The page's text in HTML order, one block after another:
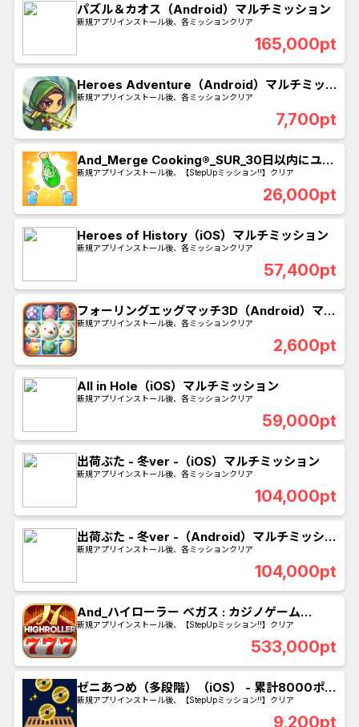
パズル＆カオス（Android）マルチミッション
新規アプリインストール後、各ミッションクリア
165,000pt
Heroes Adventure（Android）マルチミッ
ション
新規アプリインストール後、各ミッションクリア
7,700pt
And_Merge Cooking®_SUR_30日以内にユー
ザーレベル36到達
新規アプリインストール後、【StepUpミッション!!】クリア
26,000pt
Heroes of History（iOS）マルチミッション
新規アプリインストール後、各ミッションクリア
57,400pt
フォーリングエッグマッチ3D（Android）マル
チミッション
新規アプリインストール後、各ミッションクリア
2,600pt
All in Hole（iOS）マルチミッション
新規アプリインストール後、各ミッションクリア
59,000pt
出荷ぶた - 冬ver -（iOS）マルチミッション
新規アプリインストール後、各ミッションクリア
104,000pt
出荷ぶた - 冬ver -（Android）マルチミッショ
ン
新規アプリインストール後、各ミッションクリア
104,000pt
And_ハイローラー ベガス : カジノゲーム
_SUR_60日以内にLevel300到達
新規アプリインストール後、【StepUpミッション!!】クリア
533,000pt
ゼニあつめ（多段階）（iOS） - 累計8000ポイ
ント獲得
新規アプリインストール後、【StepUpミッション!!】クリア
9,200pt